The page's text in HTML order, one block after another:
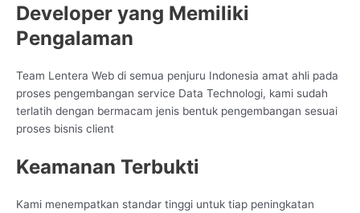
Developer yang Memiliki
Pengalaman
Team Lentera Web di semua penjuru Indonesia amat ahli pada
proses pengembangan service Data Technologi, kami sudah
terlatih dengan bermacam jenis bentuk pengembangan sesuai
proses bisnis client
Keamanan Terbukti
Kami menempatkan standar tinggi untuk tiap peningkatan